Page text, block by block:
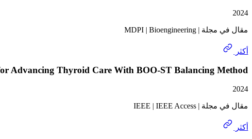
2024
مقال في مجلة | MDPI | Bioengineering
أكثر
Advancing Thyroid Care With BOO-ST Balancing Method
2024
مقال في مجلة | IEEE | IEEE Access
أكثر